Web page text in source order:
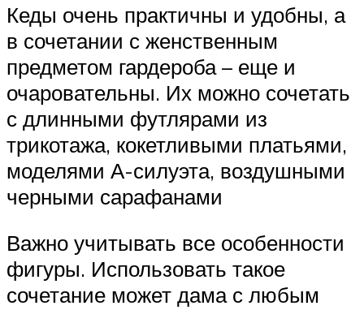
Кеды очень практичны и удобны, а
в сочетании с женственным
предметом гардероба – еще и
очаровательны. Их можно сочетать
с длинными футлярами из
трикотажа, кокетливыми платьями,
моделями А-силуэта, воздушными
черными сарафанами
Важно учитывать все особенности
фигуры. Использовать такое
сочетание может дама с любым